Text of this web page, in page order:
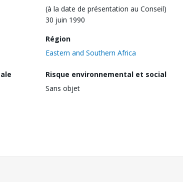
(à la date de présentation au Conseil)
30 juin 1990
Région
Eastern and Southern Africa
Risque environnemental et social
Sans objet